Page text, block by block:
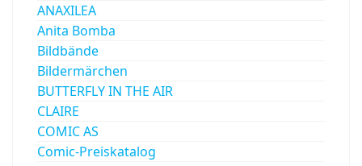
ANAXILEA
Anita Bomba
Bildbände
Bildermärchen
BUTTERFLY IN THE AIR
CLAIRE
COMIC AS
Comic-Preiskatalog